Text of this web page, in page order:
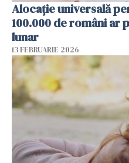
Alocație universală
100.000 de români ar
lunar
13 FEBRUARIE 2026